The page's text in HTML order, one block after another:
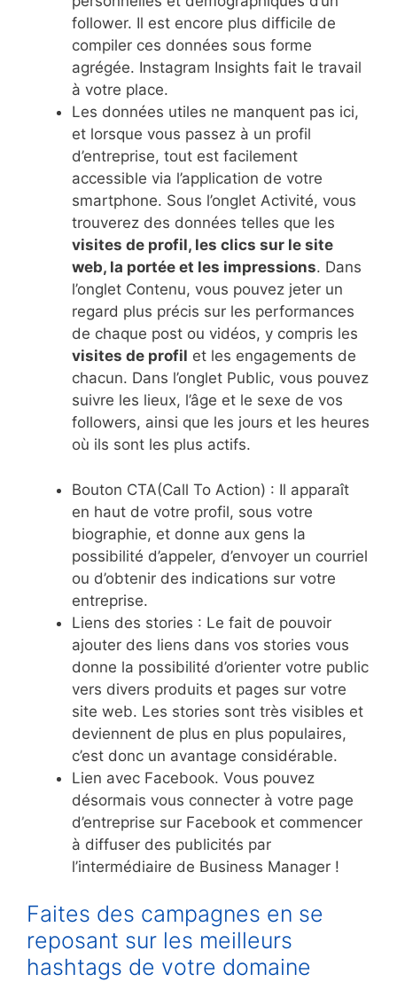
follower. Il est encore plus difficile de
compiler ces données sous forme
agrégée. Instagram Insights fait le travail
à votre place.
Les données utiles ne manquent pas ici,
et lorsque vous passez à un profil
d’entreprise, tout est facilement
accessible via l’application de votre
smartphone. Sous l’onglet Activité, vous
trouverez des données telles que les
visites de profil, les clics sur le site
web, la portée et les impressions. Dans
l’onglet Contenu, vous pouvez jeter un
regard plus précis sur les performances
de chaque post ou vidéos, y compris les
visites de profil et les engagements de
chacun. Dans l’onglet Public, vous pouvez
suivre les lieux, l’âge et le sexe de vos
followers, ainsi que les jours et les heures
où ils sont les plus actifs.
Bouton CTA(Call To Action) : Il apparaît
en haut de votre profil, sous votre
biographie, et donne aux gens la
possibilité d’appeler, d’envoyer un courriel
ou d’obtenir des indications sur votre
entreprise.
Liens des stories : Le fait de pouvoir
ajouter des liens dans vos stories vous
donne la possibilité d’orienter votre public
vers divers produits et pages sur votre
site web. Les stories sont très visibles et
deviennent de plus en plus populaires,
c’est donc un avantage considérable.
Lien avec Facebook. Vous pouvez
désormais vous connecter à votre page
d’entreprise sur Facebook et commencer
à diffuser des publicités par
l’intermédiaire de Business Manager !
Faites des campagnes en se
reposant sur les meilleurs
hashtags de votre domaine